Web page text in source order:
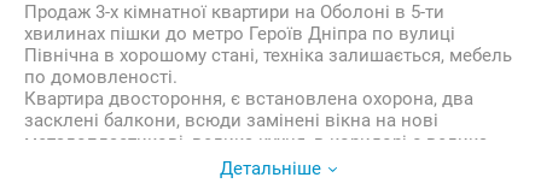
Продаж 3-х кімнатної квартири на Оболоні в 5-ти
хвилинах пішки до метро Героїв Дніпра по вулиці
Північна в хорошому стані, техніка залишається, мебель
по домовленості.
Квартира двостороння, є встановлена охорона, два
засклені балкони, всюди замінені вікна на нові
металопластикові, велика кухня, в коридорі є велика
Детальніше